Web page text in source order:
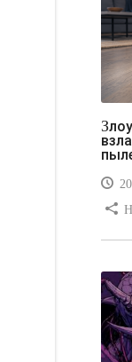
Злоумышленники могут
/